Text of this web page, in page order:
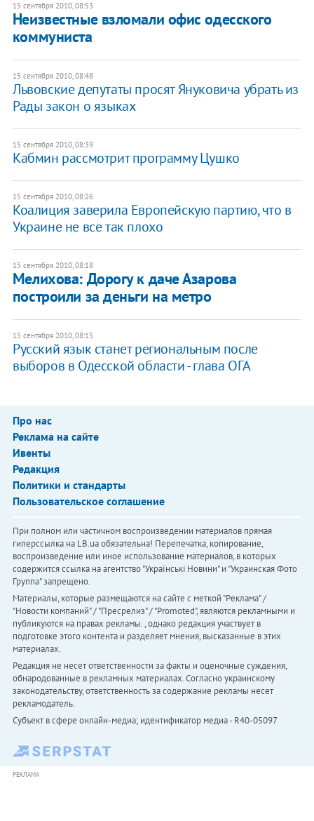
15 сентября 2010, 08:53
Неизвестные взломали офис одесского
коммуниста
15 сентября 2010, 08:48
Львовские депутаты просят Януковича убрать из
Рады закон о языках
15 сентября 2010, 08:39
Кабмин рассмотрит программу Цушко
15 сентября 2010, 08:26
Коалиция заверила Европейскую партию, что в
Украине не все так плохо
15 сентября 2010, 08:18
Мелихова: Дорогу к даче Азарова
построили за деньги на метро
15 сентября 2010, 08:15
Русский язык станет региональным после
выборов в Одесской области - глава ОГА
Про нас
Реклама на сайте
Ивенты
Редакция
Политики и стандарты
Пользовательское соглашение
При полном или частичном воспроизведении материалов прямая
гиперссылка на LB.ua обязательна! Перепечатка, копирование,
воспроизведение или иное использование материалов, в которых
содержится ссылка на агентство "Українськi Новини" и "Украинская Фото
Группа" запрещено.
Материалы, которые размещаются на сайте с меткой "Реклама" /
"Новости компаний" / "Пресрелиз" / "Promoted", являются рекламными и
публикуются на правах рекламы. , однако редакция участвует в
подготовке этого контента и разделяет мнения, высказанные в этих
материалах.
Редакция не несет ответственности за факты и оценочные суждения,
обнародованные в рекламных материалах. Согласно украинскому
законодательству, ответственность за содержание рекламы несет
рекламодатель.
Субъект в сфере онлайн-медиа; идентификатор медиа - R40-05097
РЕКЛАМА